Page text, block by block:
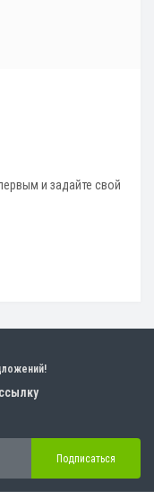
и задайте свой
Подписаться